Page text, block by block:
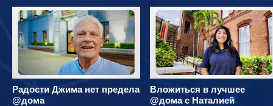
Радости Джима нет предела
@дома
Вложиться в лучшее
@дома с Наталией